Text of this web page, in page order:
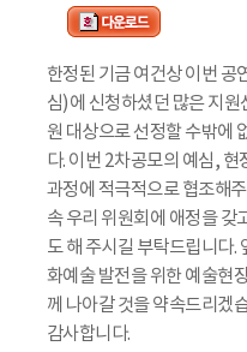
한정된 기금 여건상 이번
심)에 신청하셨던 많은 지원
원 대상으로 선정할 수밖에
다. 이번 2차공모의 예심, 현
과정에 적극적으로 협조해
속 우리 위원회에 애정을 갖
도 해 주시길 부탁드립니다.
화예술 발전을 위한 예술현
께 나아갈 것을 약속드리겠
감사합니다.